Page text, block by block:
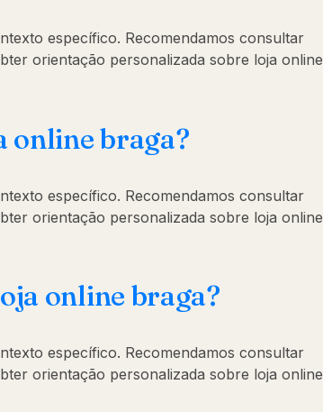
específico. Recomendamos consultar
orientação personalizada sobre loja online
online braga?
específico. Recomendamos consultar
orientação personalizada sobre loja online
online braga?
específico. Recomendamos consultar
orientação personalizada sobre loja online